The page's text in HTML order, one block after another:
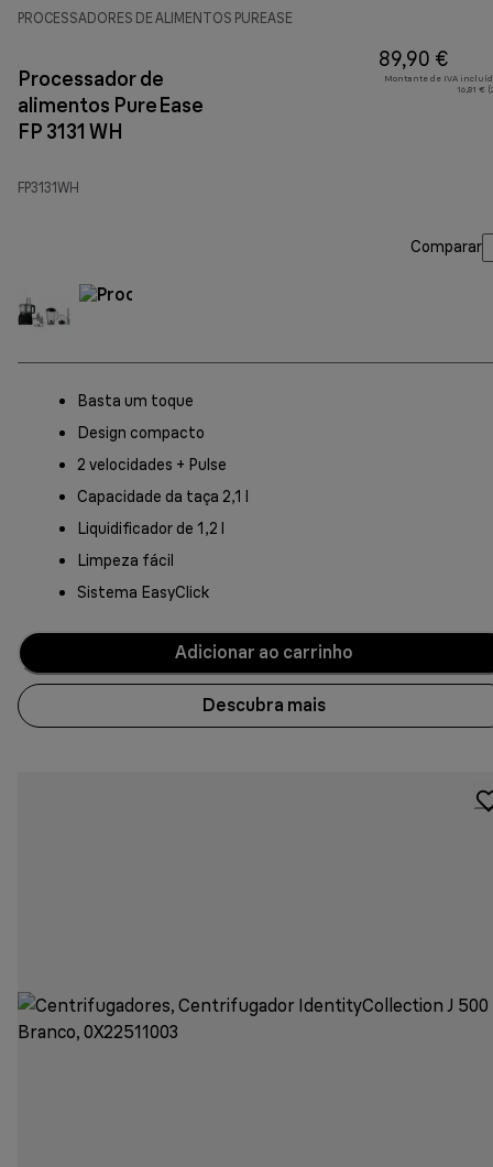
PROCESSADORES DE ALIMENTOS PUREASE
Processador de
alimentos PureEase
FP 3131 WH
FP3131WH
89,90 €
Montante de IVA
16,81 €
Comparar
Basta um toque
Design compacto
2 velocidades + Pulse
Capacidade da taça 2,1 l
Liquidificador de 1,2 l
Limpeza fácil
Sistema EasyClick
Adicionar ao carrinho
Descubra mais